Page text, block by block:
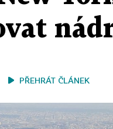
PŘEHRÁT ČLÁNEK